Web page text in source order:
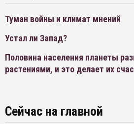
Туман войны и климат мнений
Устал ли Запад?
Половина населения планеты
растениями, и это делает их
Сейчас на главной